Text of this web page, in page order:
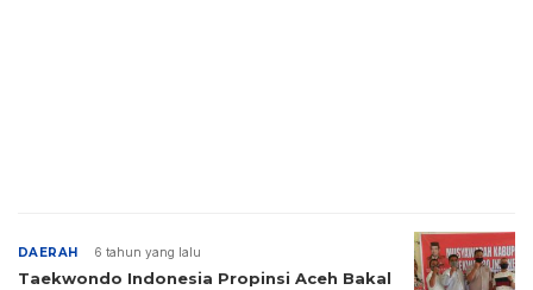
DAERAH 6 tahun yang lalu
Taekwondo Indonesia Propinsi Aceh Bakal